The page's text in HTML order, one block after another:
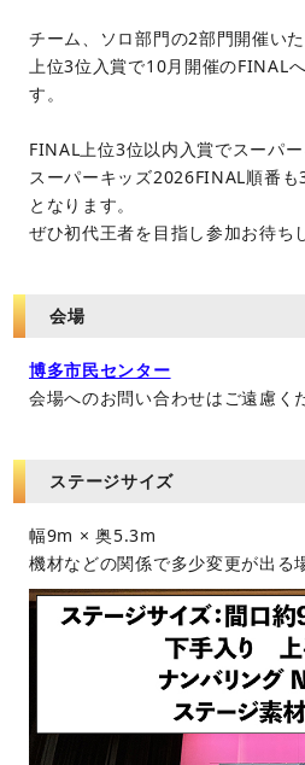
チーム、ソロ部門の2部門開催い
上位3位入賞で10月開催のFINAL
す。
FINAL上位3位以内入賞でスーパ
スーパーキッズ2026FINAL順番
となります。
ぜひ初代王者を目指し参加お待ち
会場
博多市民センター
会場へのお問い合わせはご遠慮く
ステージサイズ
幅9m × 奥5.3m
機材などの関係で多少変更が出る